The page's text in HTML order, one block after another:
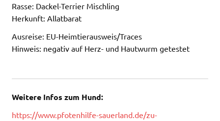
Rasse: Dackel-Terrier Mischling
Herkunft: Allatbarat
Ausreise: EU-Heimtierausweis/Traces
Hinweis: negativ auf Herz- und Hautwurm getestet
Weitere Infos zum Hund:
https://www.pfotenhilfe-sauerland.de/zu-